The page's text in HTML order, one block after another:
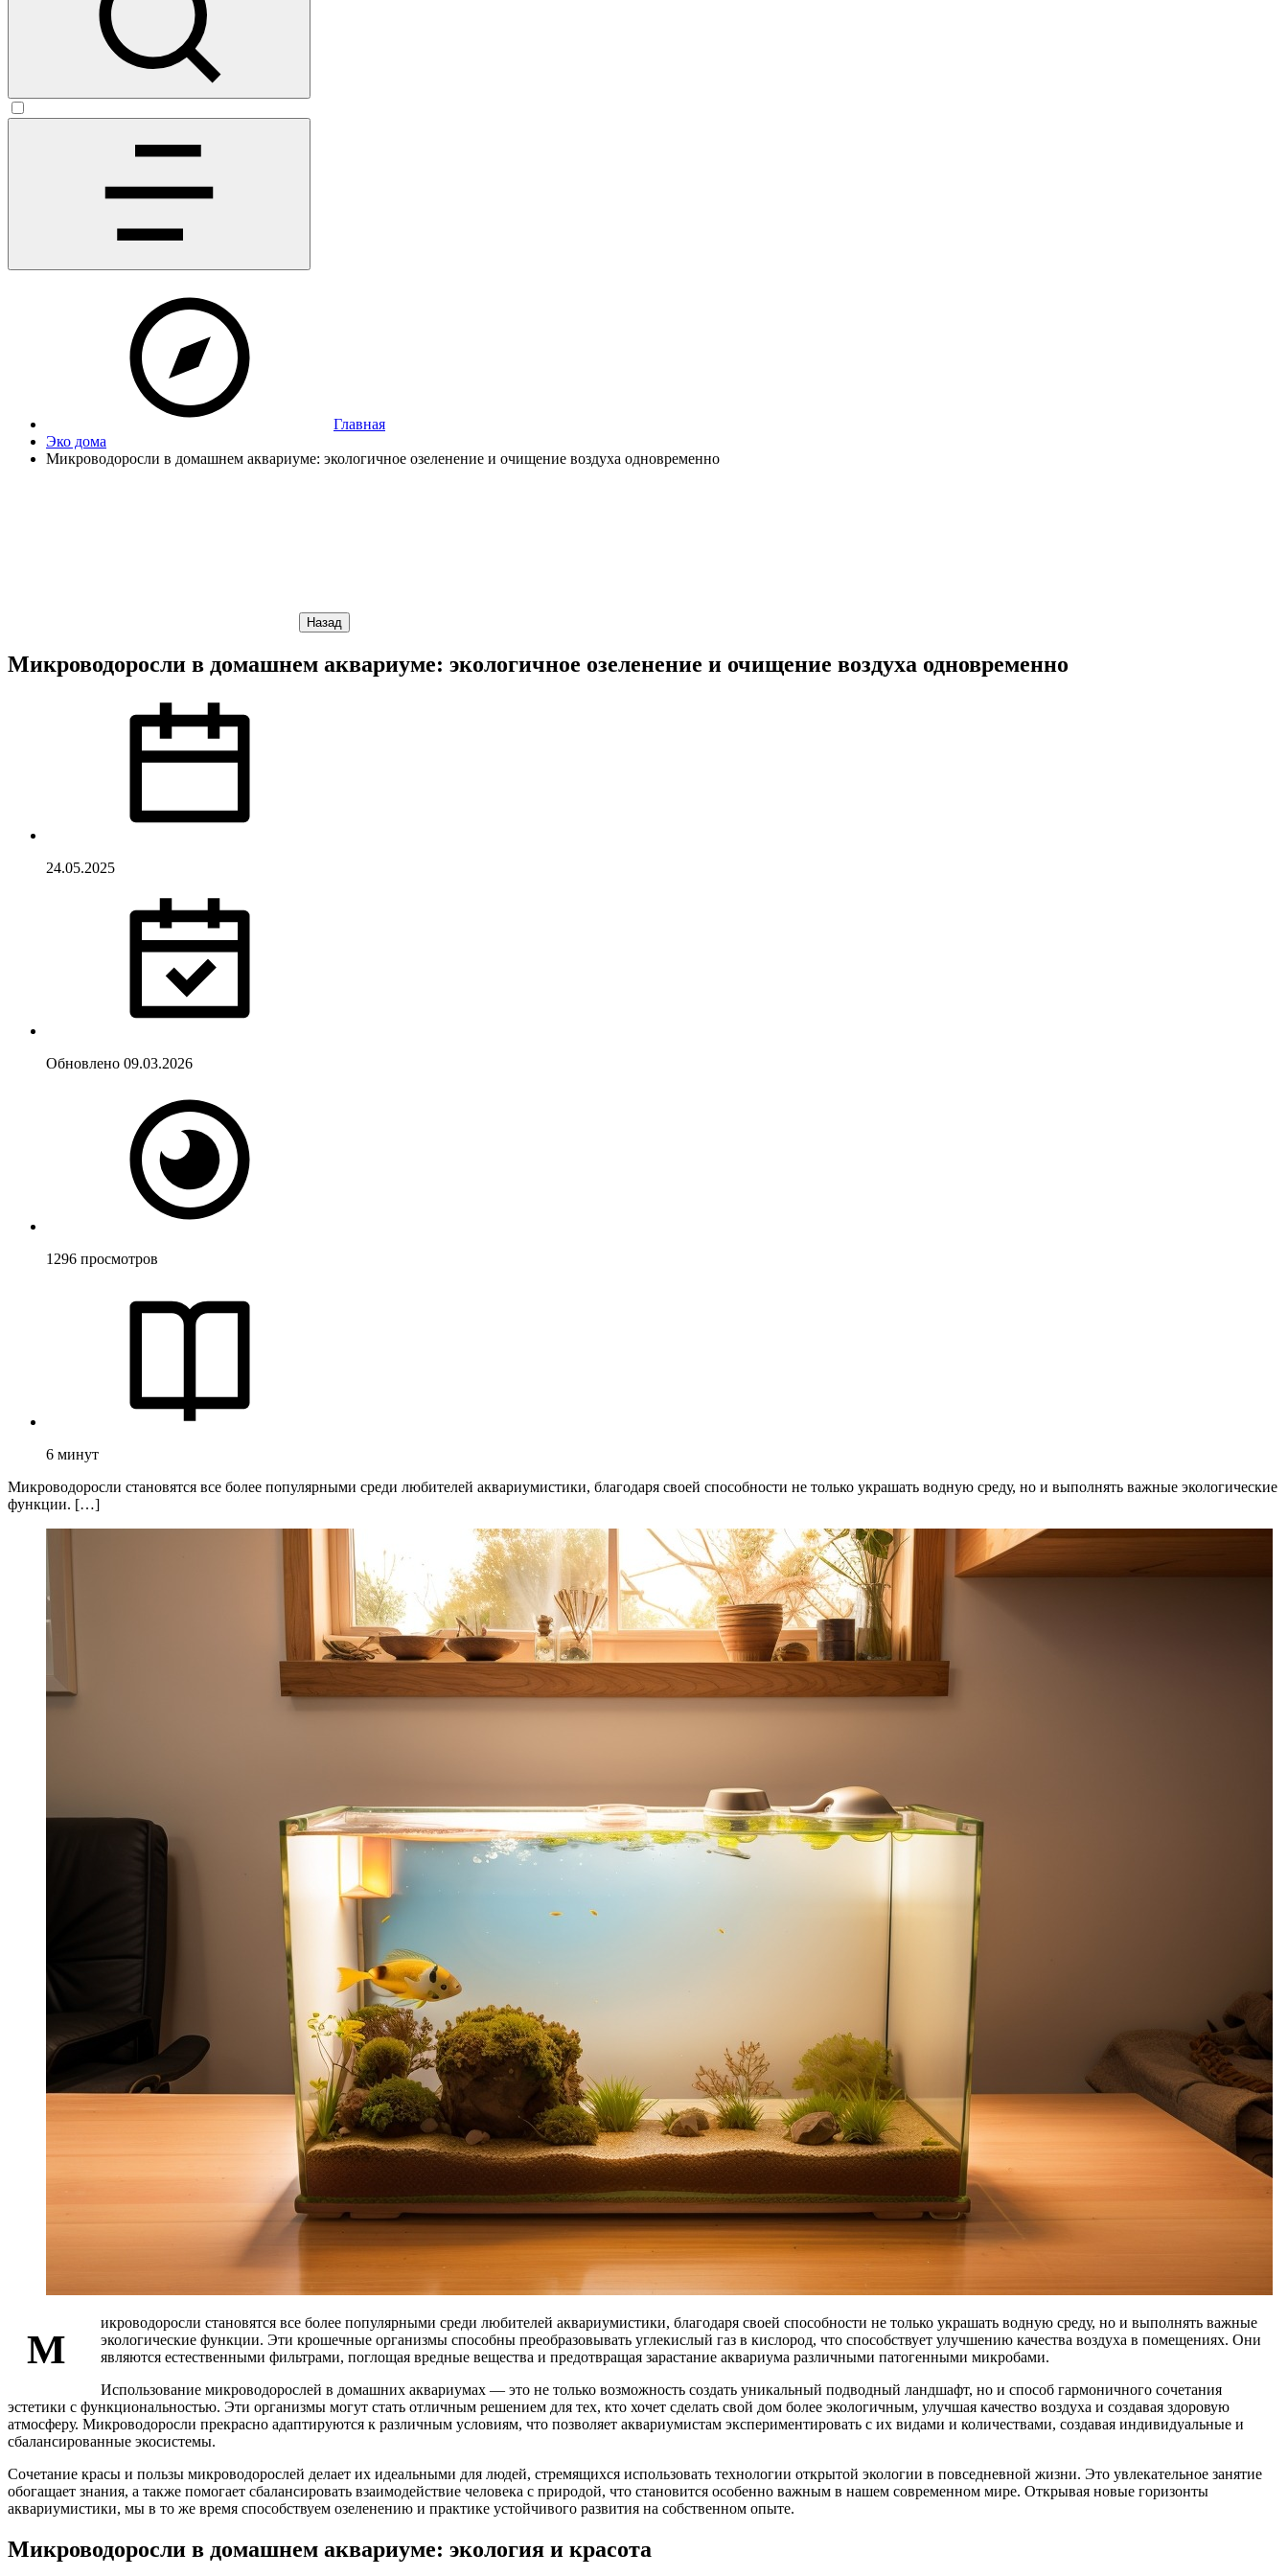
Главная
Эко дома
Микроводоросли в домашнем аквариуме: экологичное озеленение и очищение воздуха одновременно
Назад
Микроводоросли в домашнем аквариуме: экологичное озеленение и очищение воздуха одновременно
24.05.2025
Обновлено 09.03.2026
1296 просмотров
6 минут
Микроводоросли становятся все более популярными среди любителей аквариумистики, благодаря своей способности не только украшать водную среду, но и выполнять важные экологические
функции. […]
М
икроводоросли становятся все более популярными среди любителей аквариумистики, благодаря своей способности не только украшать водную среду, но и выполнять важные
экологические функции. Эти крошечные организмы способны преобразовывать углекислый газ в кислород, что способствует улучшению качества воздуха в помещениях. Они
являются естественными фильтрами, поглощая вредные вещества и предотвращая зарастание аквариума различными патогенными микробами.
Использование микроводорослей в домашних аквариумах — это не только возможность создать уникальный подводный ландшафт, но и способ гармоничного сочетания
эстетики с функциональностью. Эти организмы могут стать отличным решением для тех, кто хочет сделать свой дом более экологичным, улучшая качество воздуха и создавая здоровую
атмосферу. Микроводоросли прекрасно адаптируются к различным условиям, что позволяет аквариумистам экспериментировать с их видами и количествами, создавая индивидуальные и
сбалансированные экосистемы.
Сочетание красы и пользы микроводорослей делает их идеальными для людей, стремящихся использовать технологии открытой экологии в повседневной жизни. Это увлекательное занятие
обогащает знания, а также помогает сбалансировать взаимодействие человека с природой, что становится особенно важным в нашем современном мире. Открывая новые горизонты
аквариумистики, мы в то же время способствуем озеленению и практике устойчивого развития на собственном опыте.
Микроводоросли в домашнем аквариуме: экология и красота